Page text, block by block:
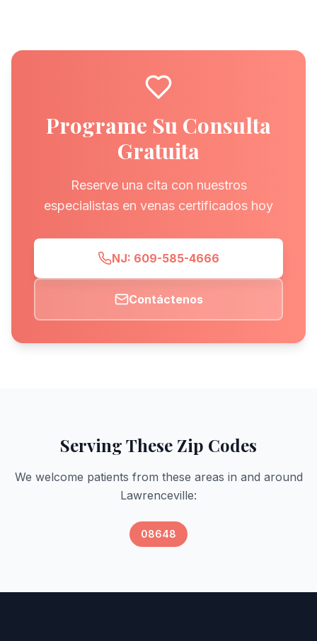
Programe Su Consulta
Gratuita
Reserve una cita con nuestros
especialistas en venas certificados hoy
NJ: 609-585-4666
Contáctenos
Serving These Zip Codes
We welcome patients from these areas in and around
Lawrenceville:
08648